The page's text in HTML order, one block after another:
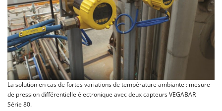
La solution en cas de fortes variations de température ambiante : mesure
de pression différentielle électronique avec deux capteurs VEGABAR
Série 80.